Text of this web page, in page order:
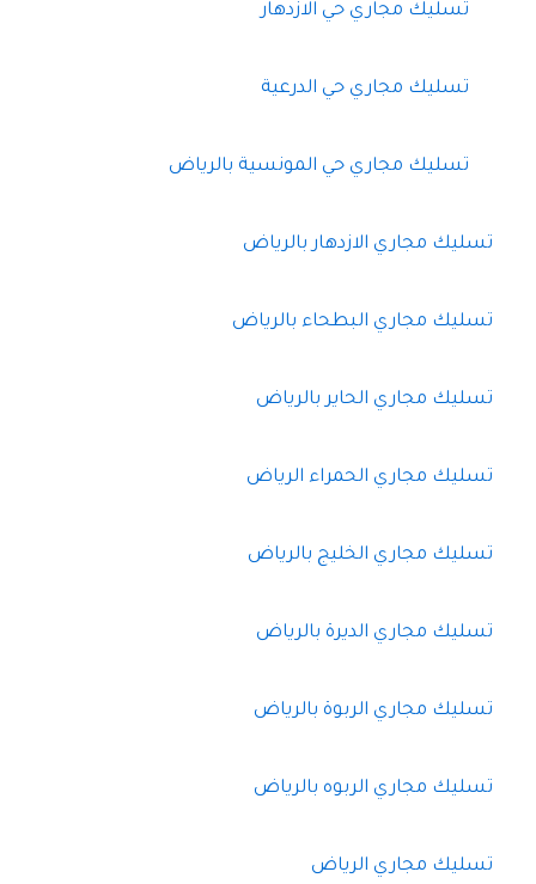
تسليك مجاري حي الازدهار
تسليك مجاري حي الدرعية
تسليك مجاري حي المونسية بالرياض
تسليك مجاري الازدهار بالرياض
تسليك مجاري البطحاء بالرياض
تسليك مجاري الحاير بالرياض
تسليك مجاري الحمراء الرياض
تسليك مجاري الخليج بالرياض
تسليك مجاري الديرة بالرياض
تسليك مجاري الربوة بالرياض
تسليك مجاري الربوه بالرياض
تسليك مجاري الرياض